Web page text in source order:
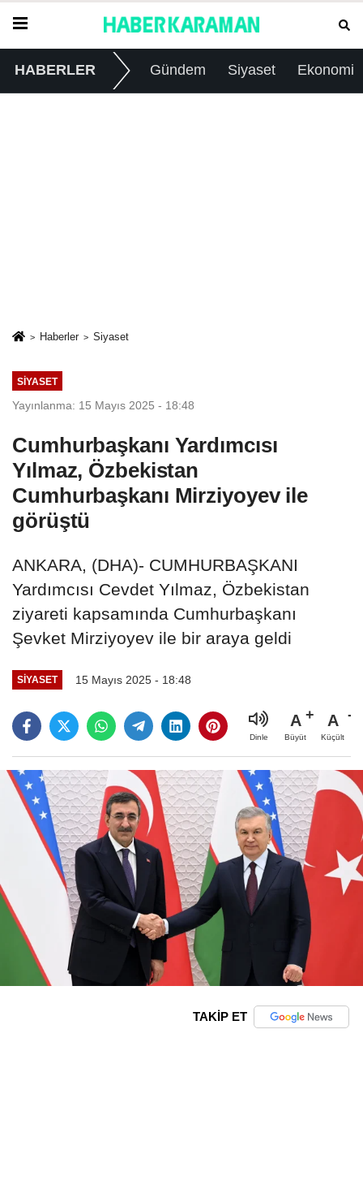
HABERLER Gündem Siyaset Ekonomi
Haberler Siyaset
SIYASET
Yayınlanma: 15 Mayıs 2025 - 18:48
Cumhurbaşkanı Yardımcısı
Yılmaz, Özbekistan
Cumhurbaşkanı Mirziyoyev ile
görüştü
ANKARA, (DHA)- CUMHURBAŞKANI
Yardımcısı Cevdet Yılmaz, Özbekistan
ziyareti kapsamında Cumhurbaşkanı
Şevket Mirziyoyev ile bir araya geldi
SIYASET 15 Mayıs 2025 - 18:48
Dinle
A
Büyüt
A
Küçült
TAKİP ET